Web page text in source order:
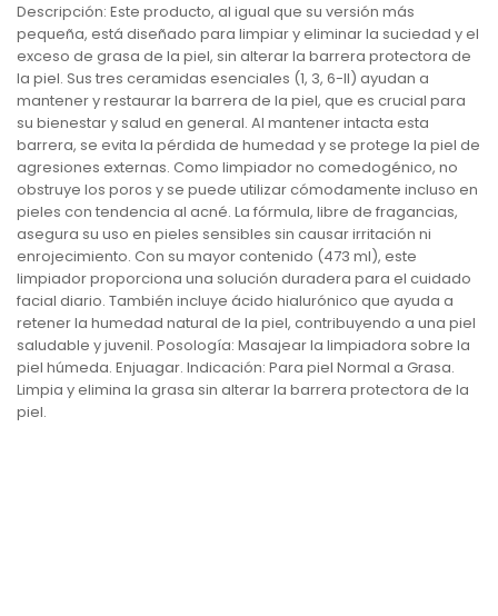
Descripción: Este producto, al igual que su versión más
pequeña, está diseñado para limpiar y eliminar la suciedad y el
exceso de grasa de la piel, sin alterar la barrera protectora de
la piel. Sus tres ceramidas esenciales (1, 3, 6-II) ayudan a
mantener y restaurar la barrera de la piel, que es crucial para
su bienestar y salud en general. Al mantener intacta esta
barrera, se evita la pérdida de humedad y se protege la piel de
agresiones externas. Como limpiador no comedogénico, no
obstruye los poros y se puede utilizar cómodamente incluso en
pieles con tendencia al acné. La fórmula, libre de fragancias,
asegura su uso en pieles sensibles sin causar irritación ni
enrojecimiento. Con su mayor contenido (473 ml), este
limpiador proporciona una solución duradera para el cuidado
facial diario. También incluye ácido hialurónico que ayuda a
retener la humedad natural de la piel, contribuyendo a una piel
saludable y juvenil. Posología: Masajear la limpiadora sobre la
piel húmeda. Enjuagar. Indicación: Para piel Normal a Grasa.
Limpia y elimina la grasa sin alterar la barrera protectora de la
piel.